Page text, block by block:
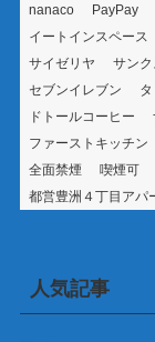
nanaco
PayPay
イートインスペース
サイゼリヤ
サンク
セブンイレブン
ドトールコーヒー
ファーストキッチン
全面禁煙
喫煙可
都営豊洲４丁目アパ
人気記事